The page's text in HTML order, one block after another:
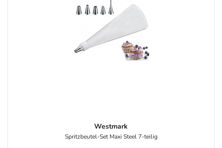
Westmark
Spritzbeutel-Set Maxi Steel 7-teilig